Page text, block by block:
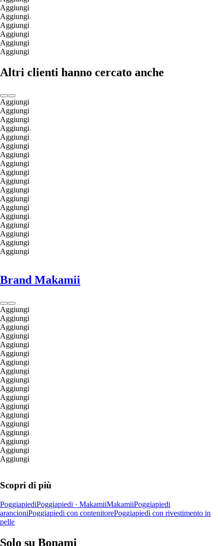
Aggiungi
Aggiungi
Aggiungi
Aggiungi
Aggiungi
Aggiungi
Altri clienti hanno cercato anche
Aggiungi
Aggiungi
Aggiungi
Aggiungi
Aggiungi
Aggiungi
Aggiungi
Aggiungi
Aggiungi
Aggiungi
Aggiungi
Aggiungi
Aggiungi
Aggiungi
Aggiungi
Aggiungi
Aggiungi
Aggiungi
Brand Makamii
Aggiungi
Aggiungi
Aggiungi
Aggiungi
Aggiungi
Aggiungi
Aggiungi
Aggiungi
Aggiungi
Aggiungi
Aggiungi
Aggiungi
Aggiungi
Aggiungi
Aggiungi
Aggiungi
Aggiungi
Aggiungi
Scopri di più
PoggiapiediPoggiapiedi · MakamiiMakamiiPoggiapiedi
arancioniPoggiapiedi con contenitorePoggiapiedi con rivestimento in
pelle
Solo su Bonami